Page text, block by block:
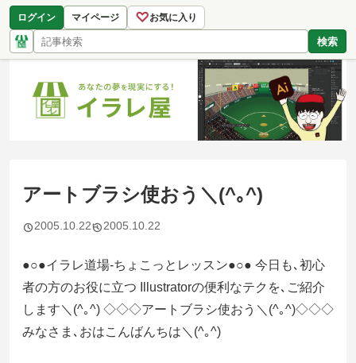
ログイン マイページ ♡お気に入り
検索
アートブラシ使おう＼(^｡^)
2005.10.22 2005.10.22
●○●イラレ道場-ちょこっとレッスン●○● 今日も､初心
者の方のお役に立つ Illustratorの便利なテクを､ご紹介
します＼(^｡^) ◇◇◇アートブラシ使おう＼(^｡^)◇◇◇
みなさま､おはこんばんちは＼(^｡^)